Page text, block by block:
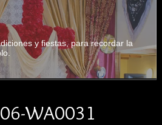
y fiestas, para recordar la
WA0031